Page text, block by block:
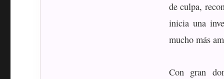
de culpa,
inicia una
mucho más
Con gran